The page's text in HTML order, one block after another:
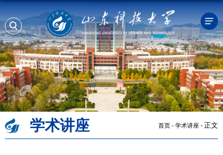
学术讲座 首页 - 学术讲座 - 正文